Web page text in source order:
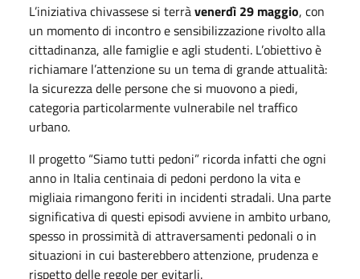
L’iniziativa chivassese si terràvenerdì 29 maggio, con
un momento di incontro e sensibilizzazione rivolto alla
cittadinanza, alle famiglie e agli studenti. L’obiettivo è
richiamare l’attenzione su un tema di grande attualità:
la sicurezza delle persone che si muovono a piedi,
categoria particolarmente vulnerabile nel traffico
urbano.
Il progetto “Siamo tutti pedoni” ricorda infatti che ogni
anno in Italia centinaia di pedoni perdono la vita e
migliaia rimangono feriti in incidenti stradali. Una parte
significativa di questi episodi avviene in ambito urbano,
spesso in prossimità di attraversamenti pedonali o in
situazioni in cui basterebbero attenzione, prudenza e
rispetto delle regole per evitarli.